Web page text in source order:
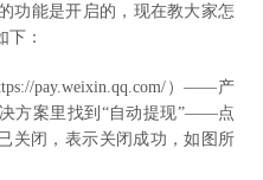
功能是开启的，现在教大家怎
下：
pay.weixin.qq.com/）——产
案里找到“自动提现”——点
关闭，表示关闭成功，如图所